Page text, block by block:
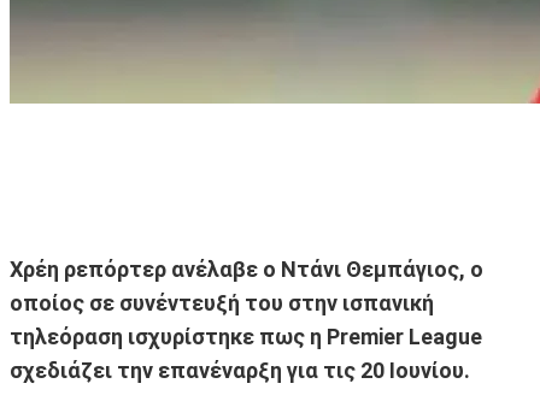
Χρέη ρεπόρτερ ανέλαβε ο Ντάνι Θεμπάγιος, ο
οποίος σε συνέντευξή του στην ισπανική
τηλεόραση ισχυρίστηκε πως η Premier League
σχεδιάζει την επανέναρξη για τις 20 Ιουνίου.